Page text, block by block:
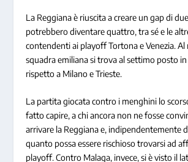
La Reggiana è riuscita a creare un gap di
potrebbero diventare quattro, tra sé e le
contendenti ai playoff Tortona e Venezia.
squadra emiliana si trova al settimo posto
rispetto a Milano e Trieste.
La partita giocata contro i menghini lo
fatto capire, a chi ancora non ne fosse
arrivare la Reggiana e, indipendentemente
quanto possa essere rischioso trovarsi ad
playoff. Contro Malaga, invece, si è visto il